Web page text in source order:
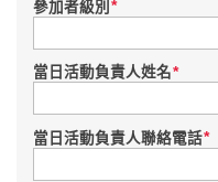
參加者級別 *
當日活動負責人姓名*
當日活動負責人聯絡電話*